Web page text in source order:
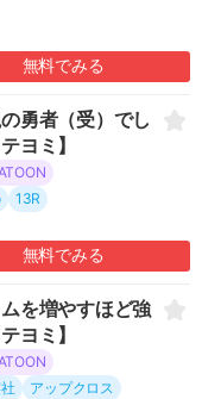
無料でみる
勇者（受）でし
ヨミ】
13R
無料でみる
を増やすほど強
ヨミ】
アップクロス